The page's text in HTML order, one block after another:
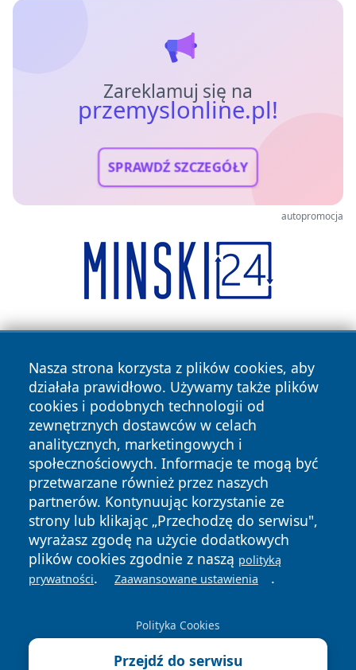
Zareklamuj się na
przemyslonline.pl!
SPRAWDŹ SZCZEGÓŁY
autopromocja
Nasza strona korzysta z plików cookies, aby
działała prawidłowo. Używamy także plików
cookies i podobnych technologii od
zewnętrznych dostawców w celach
analitycznych, marketingowych i
społecznościowych. Informacje te mogą być
przetwarzane również przez naszych
partnerów. Kontynuując korzystanie ze
strony lub klikając „Przechodzę do serwisu",
wyrażasz zgodę na użycie dodatkowych
plików cookies zgodnie z naszą polityką
prywatności. Zaawansowane ustawienia .
Polityka Cookies
Przejdź do serwisu
Copyright © 2026 przemyslonline.pl Wszystkie prawa
zastrzeżone.
News Autorzy
Polityka
Prywatności
Polityka
Cookies